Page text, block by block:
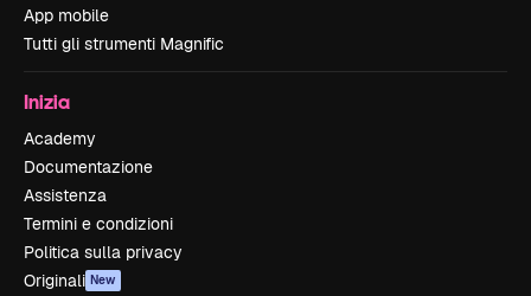
App mobile
Tutti gli strumenti Magnific
Inizia
Academy
Documentazione
Assistenza
Termini e condizioni
Politica sulla privacy
Originali New